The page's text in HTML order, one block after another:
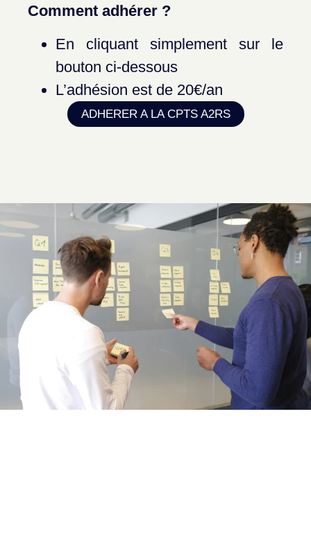
Comment adhérer ?
En cliquant simplement sur le
bouton ci-dessous
L’adhésion est de 20€/an
ADHERER A LA CPTS A2RS